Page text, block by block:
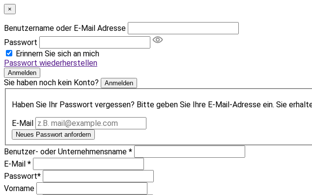
×
Benutzername oder E-Mail Adresse
Passwort
Erinnern Sie sich an mich
Passwort wiederherstellen
Anmelden
Sie haben noch kein Konto? Anmelden
Haben Sie Ihr Passwort vergessen? Bitte geben Sie Ihre E-Mail-Adresse ein. Sie
E-Mail
Neues Passwort anfordern
Benutzer- oder Unternehmensname *
E-Mail *
Passwort*
Vorname